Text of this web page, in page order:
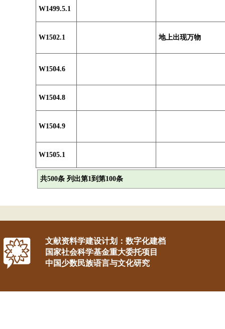
W1499.5.1
W1502.1 地上出现万物
W1504.6
W1504.8
W1504.9
W1505.1
共500条 列出第1到第100条
文献资料学建设计划：数字化建档
国家社会科学基金重大委托项目
中国少数民族语言与文化研究